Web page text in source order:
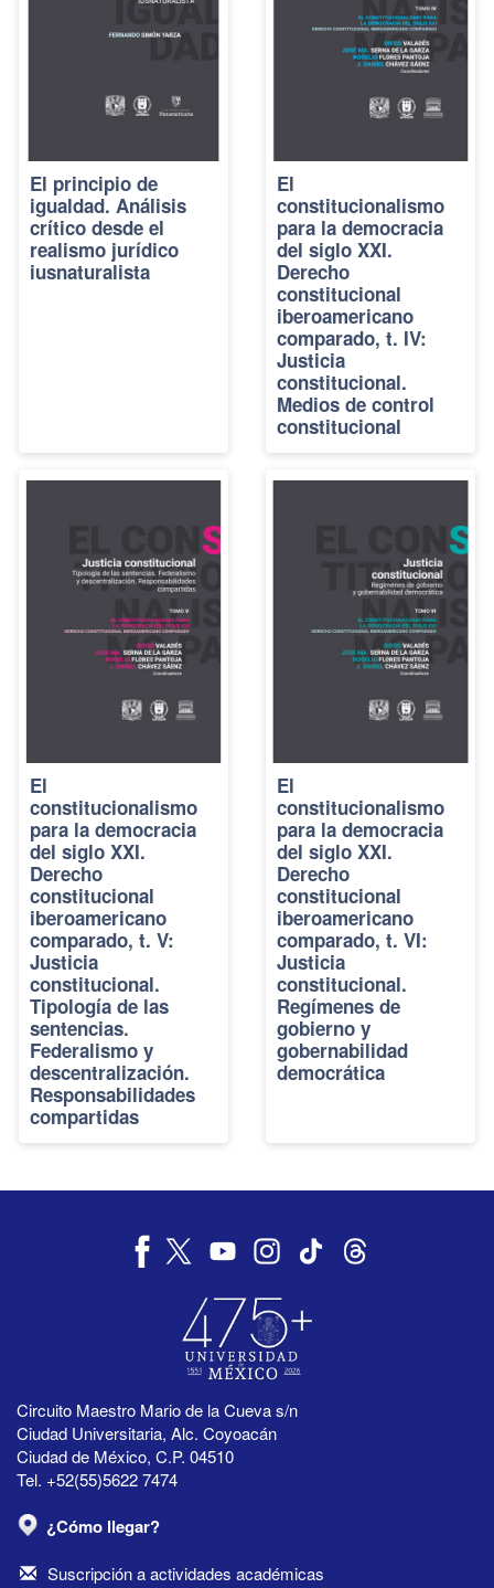
El principio de
igualdad. Análisis
crítico desde el
realismo jurídico
iusnaturalista
El
constitucionalismo
para la democracia
del siglo XXI.
Derecho
constitucional
iberoamericano
comparado, t. IV:
Justicia
constitucional.
Medios de control
constitucional
El
constitucionalismo
para la democracia
del siglo XXI.
Derecho
constitucional
iberoamericano
comparado, t. V:
Justicia
constitucional.
Tipología de las
sentencias.
Federalismo y
descentralización.
Responsabilidades
compartidas
El
constitucionalismo
para la democracia
del siglo XXI.
Derecho
constitucional
iberoamericano
comparado, t. VI:
Justicia
constitucional.
Regímenes de
gobierno y
gobernabilidad
democrática
Circuito Maestro Mario de la Cueva s/n
Ciudad Universitaria, Alc. Coyoacán
Ciudad de México, C.P. 04510
Tel. +52(55)5622 7474
¿Cómo llegar?
Suscripción a actividades académicas